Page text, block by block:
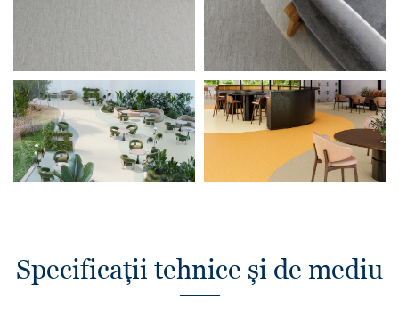
Specificații tehnice și de mediu